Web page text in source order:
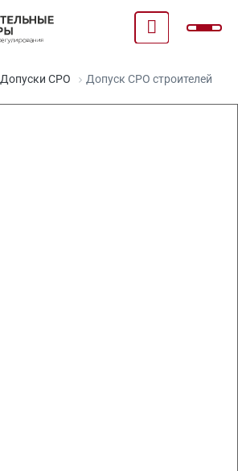
Допуски СРО Допуск СРО строителей